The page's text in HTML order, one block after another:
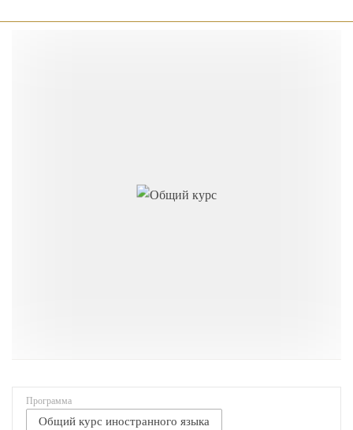
Программа
Общий курс иностранного языка